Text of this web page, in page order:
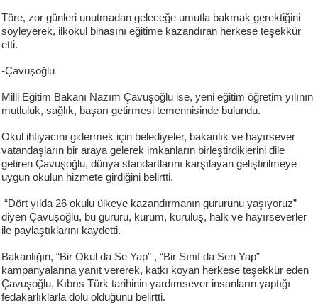
Töre, zor günleri unutmadan geleceğe umutla bakmak gerektiğini
söyleyerek, ilkokul binasını eğitime kazandıran herkese teşekkür
etti.
-Çavuşoğlu
Milli Eğitim Bakanı Nazım Çavuşoğlu ise, yeni eğitim öğretim yılının
mutluluk, sağlık, başarı getirmesi temennisinde bulundu.
Okul ihtiyacını gidermek için belediyeler, bakanlık ve hayırsever
vatandaşların bir araya gelerek imkanların birleştirdiklerini dile
getiren Çavuşoğlu, dünya standartlarını karşılayan geliştirilmeye
uygun okulun hizmete girdiğini belirtti.
“Dört yılda 26 okulu ülkeye kazandırmanın gururunu yaşıyoruz”
diyen Çavuşoğlu, bu gururu, kurum, kuruluş, halk ve hayırseverler
ile paylaştıklarını kaydetti.
Bakanlığın, “Bir Okul da Se Yap” , “Bir Sınıf da Sen Yap”
kampanyalarına yanıt vererek, katkı koyan herkese teşekkür eden
Çavuşoğlu, Kıbrıs Türk tarihinin yardımsever insanların yaptığı
fedakarlıklarla dolu olduğunu belirtti.